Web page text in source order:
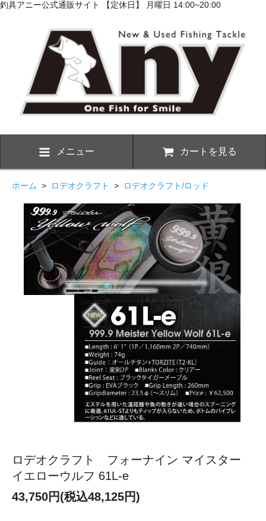
釣具アニー公式通販サイト 【定休日】 月曜日 14:00~20:00
メニュー カートを見る
ホーム > ロデオクラフト > ロデオクラフト/ロッド
ロデオクラフト フォーナイン マイスター
イエローウルフ 61L-e
43,750円(税込48,125円)